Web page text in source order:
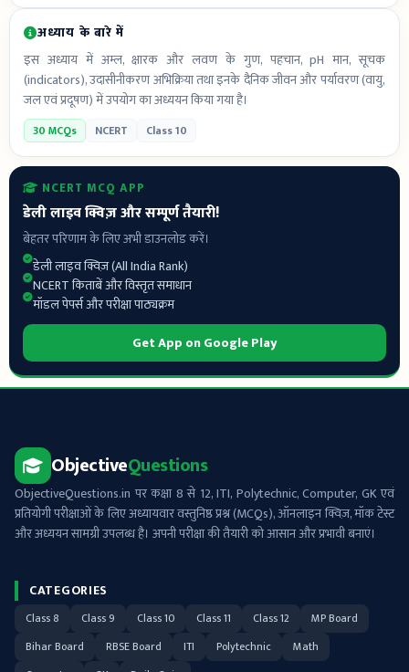
अध्याय के बारे में
इस अध्याय में अम्ल, क्षारक और लवण के गुण, पहचान, pH मान, सूचक
(indicators), उदासीनीकरण अभिक्रिया तथा इनके दैनिक जीवन और पर्यावरण (वायु,
जल एवं प्रदूषण) में उपयोग का अध्ययन किया गया है।
30 MCQs NCERT Class 10
NCERT MCQ APP
डेली लाइव क्विज़ और सम्पूर्ण तैयारी!
बेहतर परिणाम के लिए अभी डाउनलोड करें।
डेली लाइव क्विज़ (All India Rank)
NCERT किताबें और विस्तृत समाधान
मॉडल पेपर्स और परीक्षा पाठ्यक्रम
Get App on Google Play
ObjectiveQuestions
ObjectiveQuestions.in पर कक्षा 8 से 12, ITI, Polytechnic, Computer, GK एवं
प्रतियोगी परीक्षाओं के लिए अध्यायवार वस्तुनिष्ठ प्रश्न (MCQs), ऑनलाइन क्विज़, मॉक टेस्ट
और अध्ययन सामग्री उपलब्ध है। अपनी परीक्षा की तैयारी को आसान और प्रभावी बनाएं।
CATEGORIES
Class 8 Class 9 Class 10 Class 11 Class 12
MP Board
Bihar Board
RBSE Board ITI Polytechnic
Math